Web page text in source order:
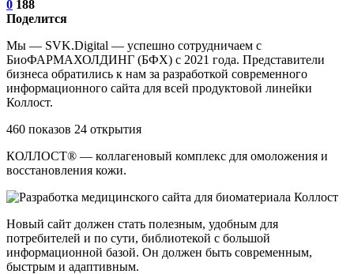
0 188
Поделится
Мы — SVK.Digital — успешно сотрудничаем с
БиоФАРМАХОЛДИНГ (БФХ) c 2021 года. Представители
бизнеса обратились к нам за разработкой современного
информационного сайта для всей продуктовой линейки
Коллост.
460 показов 24 открытия
КОЛЛОСТ® — коллагеновый комплекс для омоложения и
восстановления кожи.
Новый сайт должен стать полезным, удобным для
потребителей и по сути, библиотекой с большой
информационной базой. Он должен быть современным,
быстрым и адаптивным.